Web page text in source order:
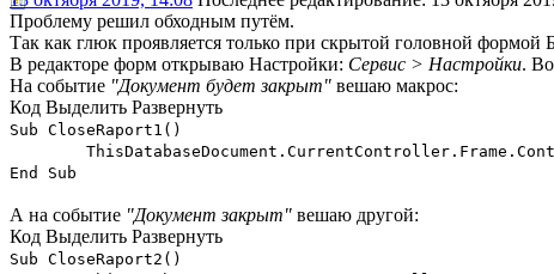
Проблему решил обходным путём.
Так как глюк проявляется только при скрытой головной
В редакторе форм открываю Настройки: Сервис > Настройки.
На событие "Документ будет закрыт" вешаю макрос:
Код Выделить Развернуть
Sub CloseRaport1()
End Sub
А на событие "Документ закрыт" вешаю другой:
Код Выделить Развернуть
Sub CloseRaport2()